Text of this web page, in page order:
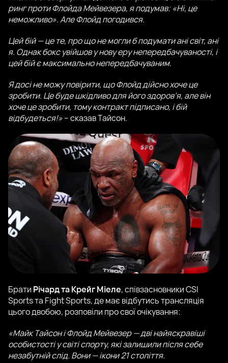
ринг проти Флойда Мейвезера, я подумав: «Ні, це
неможливо». Але Флойд погодився.
Цей бій — це те, про що не могли б подумати ані світ, ані
я. Однак бокс увійшов у нову еру непередбачуваності, і
цей бій є максимально непередбачуваним.
Я досі не можу повірити, що Флойд дійсно хоче це
зробити. Це буде шкідливо для його здоров’я, але він
хоче це зробити, тому контракт підписано, і бій
відбудеться!»– сказав Тайсон.
Брати Річард та Крейг Міеле, співзасновники CSI
Sports та Fight Sports, де має відбутись трансляція
цього двобою, розповіли про свої очікування:
«Майк Тайсон і Флойд Мейвезер — дві найяскравіші
особистості у світі спорту, які залишили після себе
незабутній слід. Вони — ікони 21 століття.